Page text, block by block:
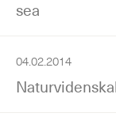
sea
04.02.2014